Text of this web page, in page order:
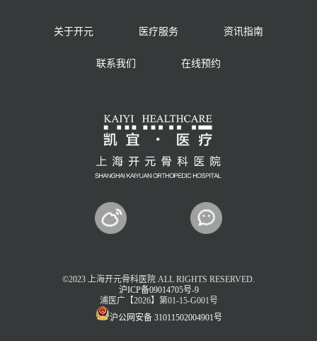
关于开元 医疗服务 资讯指南
联系我们 在线预约
©2023 上海开元骨科医院 ALL RIGHTS RESERVED.
沪ICP备09014705号-9
浦医广【2026】第01-15-G001号
沪公网安备 31011502004901号